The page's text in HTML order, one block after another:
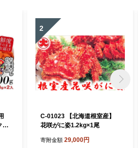
9
2
C-01023 【北海道根室産】
花咲がに姿1.2kg×1尾
寄附金額 29,000円